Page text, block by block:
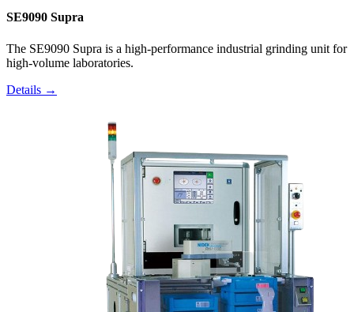
SE9090 Supra
The SE9090 Supra is a high-performance industrial grinding unit for
high-volume laboratories.
Details →